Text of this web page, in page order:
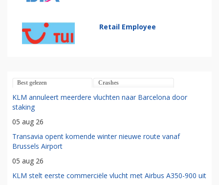
Retail Employee
Best gelezen Crashes
KLM annuleert meerdere vluchten naar Barcelona door
staking
05 aug 26
Transavia opent komende winter nieuwe route vanaf
Brussels Airport
05 aug 26
KLM stelt eerste commerciële vlucht met Airbus A350-900 uit